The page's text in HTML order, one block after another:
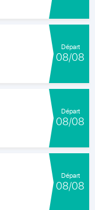
Départ
08/08
Départ
08/08
Départ
08/08